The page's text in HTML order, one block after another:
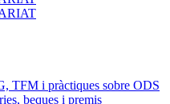
TFM i pràctiques sobre ODS
beques i premis